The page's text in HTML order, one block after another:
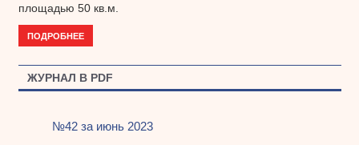
площадью 50 кв.м.
ПОДРОБНЕЕ
ЖУРНАЛ В PDF
№42 за июнь 2023